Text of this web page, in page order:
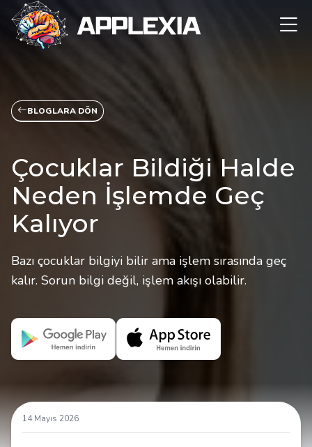
BLOGLARA DÖN
Çocuklar Bildiği Halde
Neden İşlemde Geç
Kalıyor
Bazı çocuklar bilgiyi bilir ama işlem sırasında geç
kalır. Sorun bilgi değil, işlem akışı olabilir.
14 Mayıs 2026